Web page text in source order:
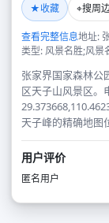
★收藏 ⌖搜周
查看完整信息地址:
类型: 风景名胜;风景
张家界国家森林公
区天子山风景区。
天子峰的精确地图
用户评价
匿名用户